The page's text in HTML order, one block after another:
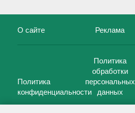
О сайте Реклама
Политика
конфиденциальности
Политика
обработки
персональных
данных